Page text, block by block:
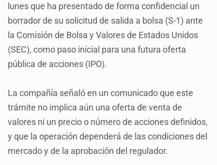
lunes que ha presentado de forma confidencial un
borrador de su solicitud de salida a bolsa (S-1) ante
la Comisión de Bolsa y Valores de Estados Unidos
(SEC), como paso inicial para una futura oferta
pública de acciones (IPO).
La compañía señaló en un comunicado que este
trámite no implica aún una oferta de venta de
valores ni un precio o número de acciones definidos,
y que la operación dependerá de las condiciones del
mercado y de la aprobación del regulador.